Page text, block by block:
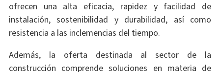
ofrecen una alta eficacia, rapidez y facilidad de
instalación, sostenibilidad y durabilidad, así como
resistencia a las inclemencias del tiempo.
Además, la oferta destinada al sector de la
construcción comprende soluciones en materia de